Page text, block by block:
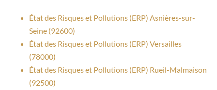
État des Risques et Pollutions (ERP) Asnières-sur-
Seine (92600)
État des Risques et Pollutions (ERP) Versailles
(78000)
État des Risques et Pollutions (ERP) Rueil-Malmaison
(92500)